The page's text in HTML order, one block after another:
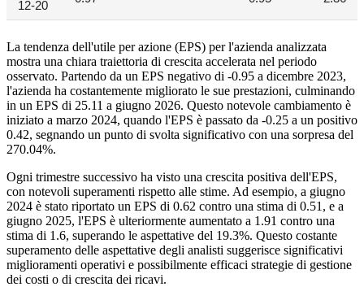
12-20
La tendenza dell'utile per azione (EPS) per l'azienda analizzata
mostra una chiara traiettoria di crescita accelerata nel periodo
osservato. Partendo da un EPS negativo di -0.95 a dicembre 2023,
l'azienda ha costantemente migliorato le sue prestazioni, culminando
in un EPS di 25.11 a giugno 2026. Questo notevole cambiamento è
iniziato a marzo 2024, quando l'EPS è passato da -0.25 a un positivo
0.42, segnando un punto di svolta significativo con una sorpresa del
270.04%.
Ogni trimestre successivo ha visto una crescita positiva dell'EPS,
con notevoli superamenti rispetto alle stime. Ad esempio, a giugno
2024 è stato riportato un EPS di 0.62 contro una stima di 0.51, e a
giugno 2025, l'EPS è ulteriormente aumentato a 1.91 contro una
stima di 1.6, superando le aspettative del 19.3%. Questo costante
superamento delle aspettative degli analisti suggerisce significativi
miglioramenti operativi e possibilmente efficaci strategie di gestione
dei costi o di crescita dei ricavi.